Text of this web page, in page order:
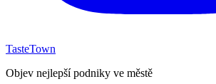
TasteTown
Objev nejlepší podniky ve městě